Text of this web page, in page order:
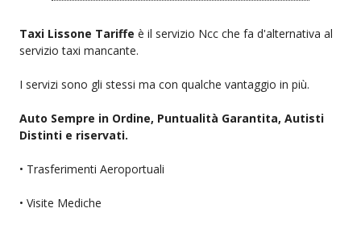
Taxi Lissone Tariffe è il servizio Ncc che fa d'alternativa al
servizio taxi mancante.
I servizi sono gli stessi ma con qualche vantaggio in più.
Auto Sempre in Ordine, Puntualità Garantita, Autisti
Distinti e riservati.
• Trasferimenti Aeroportuali
• Visite Mediche